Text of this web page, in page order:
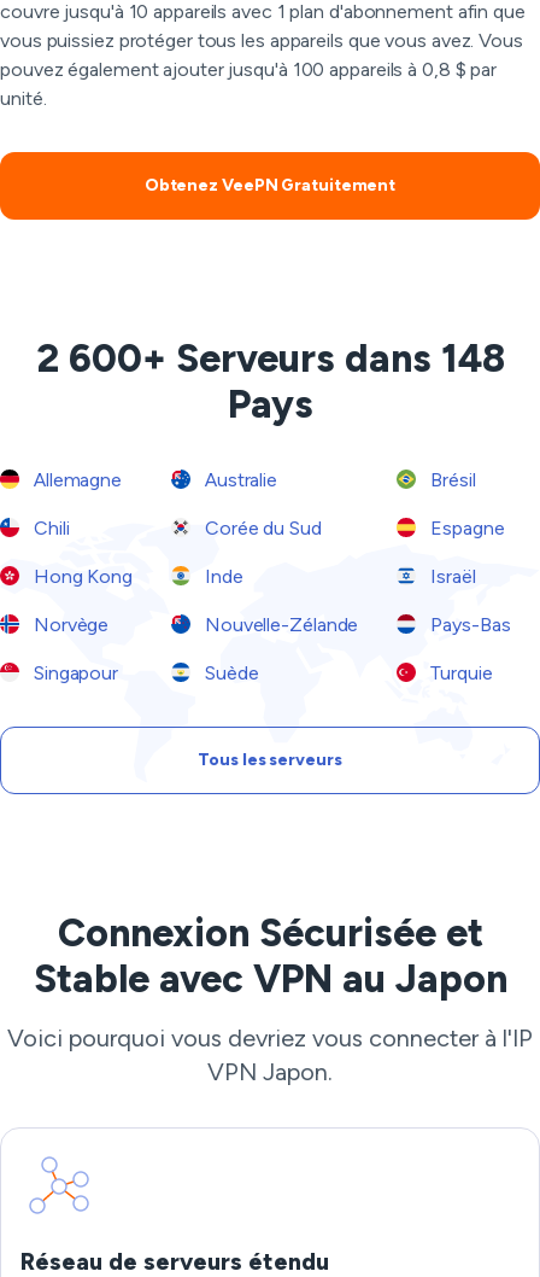
couvre jusqu'à 10 appareils avec 1 plan d'abonnement afin que
vous puissiez protéger tous les appareils que vous avez. Vous
pouvez également ajouter jusqu'à 100 appareils à 0,8 $ par
unité.
Obtenez VeePN Gratuitement
2 600+ Serveurs dans 148
Pays
Allemagne Australie Brésil
Chili Corée du Sud Espagne
Hong Kong Inde Israël
Norvège Nouvelle-Zélande Pays-Bas
Singapour Suède Turquie
Tous les serveurs
Connexion Sécurisée et
Stable avec VPN au Japon
Voici pourquoi vous devriez vous connecter à l'IP
VPN Japon.
Réseau de serveurs étendu